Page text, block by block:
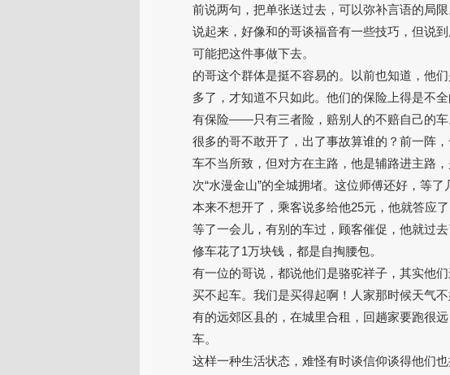
前说两句，把单张送过去，可以弥补言语的局限
说起来，好像和的哥谈福音有一些技巧，但说
可能把这件事做下去。
的哥这个群体是挺不容易的。以前也知道，他
多了，才知道不只如此。他们的保险上得是不
有保险——只有三者险，赔别人的不赔自己的
很多的哥不敢开了，出了事故算谁的？前一阵
车不当所致，但对方在主路，他是辅路进主路
次“水漫金山”的全城拥堵。这位师傅还好，等
本来不想开了，乘客说多给他25元，他就答应
等了一会儿，有别的车过，顾客催促，他就过
修车花了1万块钱，都是自掏腰包。
有一位的哥说，都说他们是骆驼祥子，其实他
买不起车。我们是买得起啊！人家那时候天气
有的远郊区县的，在城里合租，回趟家要跑很
车。
这样一种生活状态，难怪有时谈信仰谈得他们